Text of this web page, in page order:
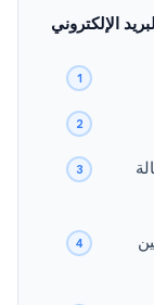
الإلكتروني